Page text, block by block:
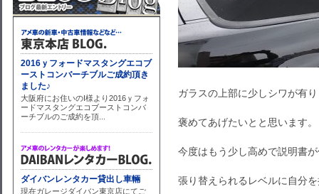
ガラスの上部に少しシワが有
褒めてあげたいとと思います
今度はもう少し高めで説明書
張り替えられるレベルに自分